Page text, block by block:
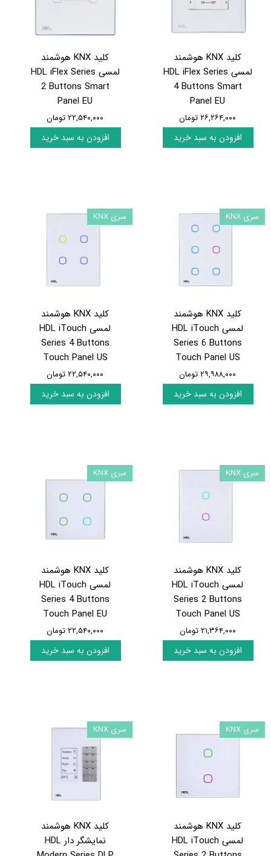
کلید KNX هوشمند
لمسی HDL iFlex Series
4 Buttons Smart
Panel EU
۲۶,۲۶۴,۰۰۰ تومان
افزودن به سبد خرید
کلید KNX هوشمند
لمسی HDL iFlex Series
2 Buttons Smart
Panel EU
۲۲,۵۴۰,۰۰۰ تومان
افزودن به سبد خرید
کلید KNX هوشمند
لمسی HDL iTouch
Series 6 Buttons
Touch Panel US
۲۹,۹۸۸,۰۰۰ تومان
افزودن به سبد خرید
سری KNX
کلید KNX هوشمند
لمسی HDL iTouch
Series 4 Buttons
Touch Panel US
۲۲,۵۴۰,۰۰۰ تومان
افزودن به سبد خرید
سری KNX
کلید KNX هوشمند
لمسی HDL iTouch
Series 2 Buttons
Touch Panel US
۲۱,۳۶۴,۰۰۰ تومان
افزودن به سبد خرید
سری KNX
کلید KNX هوشمند
لمسی HDL iTouch
Series 4 Buttons
Touch Panel EU
۲۲,۵۴۰,۰۰۰ تومان
افزودن به سبد خرید
سری KNX
کلید KNX هوشمند
لمسی HDL iTouch
سری KNX
کلید KNX هوشمند
نمایشگر دار HDL
سری KNX